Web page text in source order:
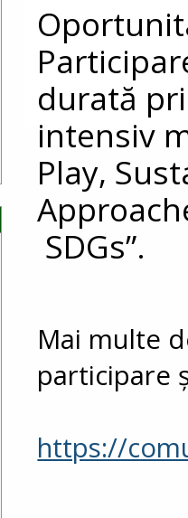
durată
intensiv
Play,
SDGs”.
Mai multe
participare
https://